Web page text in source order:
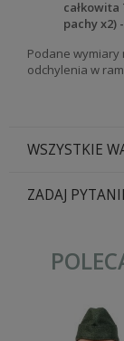
pachy x2)
Podane wymiary
odchylenia w
WSZYSTKIE
ZADAJ